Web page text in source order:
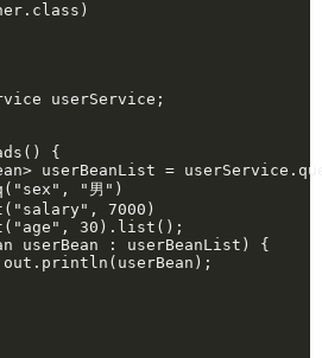
userService;
{
=
"男")
7000)
30).list();
: userBeanList) {